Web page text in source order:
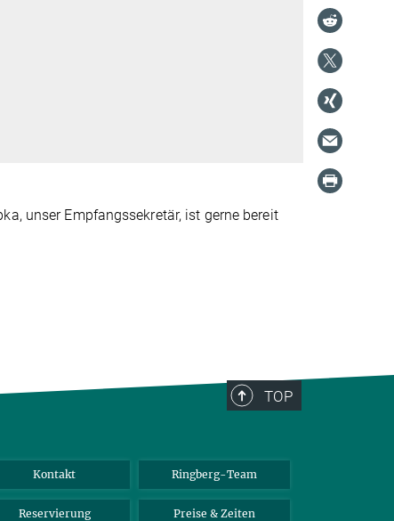
unser Empfangssekretär, ist gerne bereit
TOP
Kontakt Ringberg-Team
Reservierung Preise & Zeiten